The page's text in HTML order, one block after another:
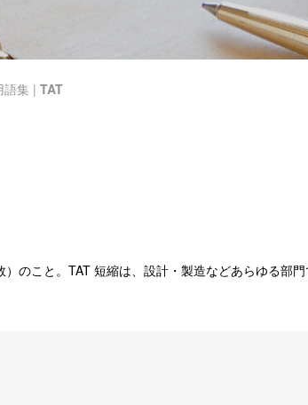
語集 | TAT
のこと。TAT 短縮は、設計・製造などあらゆる部